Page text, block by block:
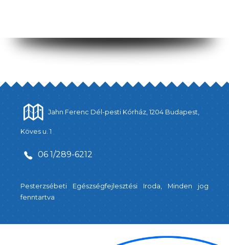
Jahn Ferenc Dél-pesti Kórház, 1204 Budapest,
Köves u. 1
06 1/289-6212
Pesterzsébeti Egészségfejlesztési Iroda, Minden jog
fenntartva